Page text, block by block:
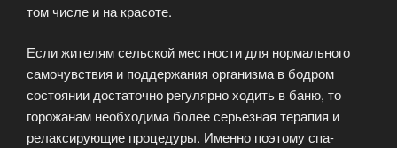
том числе и на красоте.
Если жителям сельской местности для нормального
самочувствия и поддержания организма в бодром
состоянии достаточно регулярно ходить в баню, то
горожанам необходима более серьезная терапия и
релаксирующие процедуры. Именно поэтому спа-